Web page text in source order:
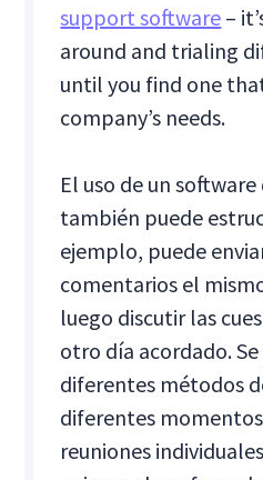
support software –
around and trialing
until you find one
company’s needs.
El uso de un
también puede
ejemplo, puede
comentarios el
luego discutir las
otro día acordado.
diferentes métodos
diferentes
reuniones